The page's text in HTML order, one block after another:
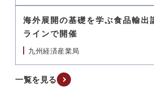
海外展開の基礎を学ぶ食品輸出
ラインで開催
九州経済産業局
一覧を見る